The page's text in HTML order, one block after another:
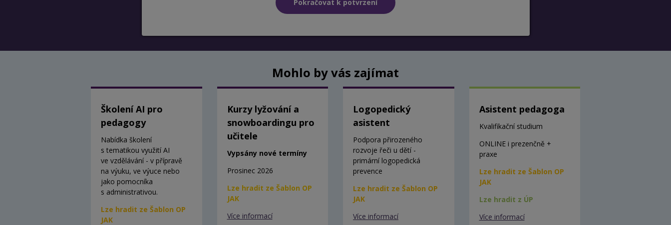
Mohlo by vás zajímat
Školení AI pro
pedagogy
Nabídka školení
s tematikou využití AI
ve vzdělávání - v přípravě
na výuku, ve výuce nebo
jako pomocníka
s administrativou.
Lze hradit ze Šablon OP
JAK
Kurzy lyžování a
snowboardingu pro
učitele
Vypsány nové termíny
Prosinec 2026
Lze hradit ze Šablon OP
JAK
Více informací
Logopedický
asistent
Podpora přirozeného
rozvoje řeči u dětí -
primární logopedická
prevence
Lze hradit ze Šablon OP
JAK
Více informací
Asistent pedagoga
Kvalifikační studium
ONLINE i prezenčně +
praxe
Lze hradit ze Šablon OP
JAK
Lze hradit z ÚP
Více informací